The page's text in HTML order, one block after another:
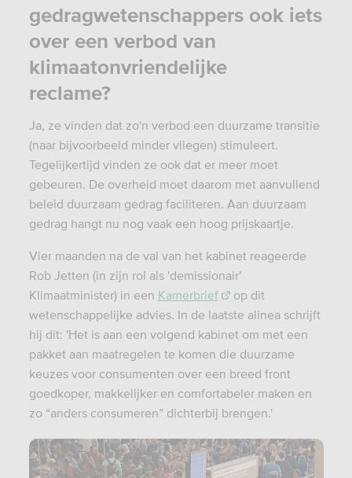
gedragwetenschappers ook iets
over een verbod van
klimaatonvriendelijke
reclame?
Ja, ze vinden dat zo'n verbod een duurzame transitie
(naar bijvoorbeeld minder vliegen) stimuleert.
Tegelijkertijd vinden ze ook dat er meer moet
gebeuren. De overheid moet daarom met aanvullend
beleid duurzaam gedrag faciliteren. Aan duurzaam
gedrag hangt nu nog vaak een hoog prijskaartje.
Vier maanden na de val van het kabinet reageerde
Rob Jetten (in zijn rol als 'demissionair'
Klimaatminister) in een Kamerbrief
op dit
wetenschappelijke advies. In de laatste alinea schrijft
hij dit: 'Het is aan een volgend kabinet om met een
pakket aan maatregelen te komen die duurzame
keuzes voor consumenten over een breed front
goedkoper, makkelijker en comfortabeler maken en
zo “anders consumeren” dichterbij brengen.'